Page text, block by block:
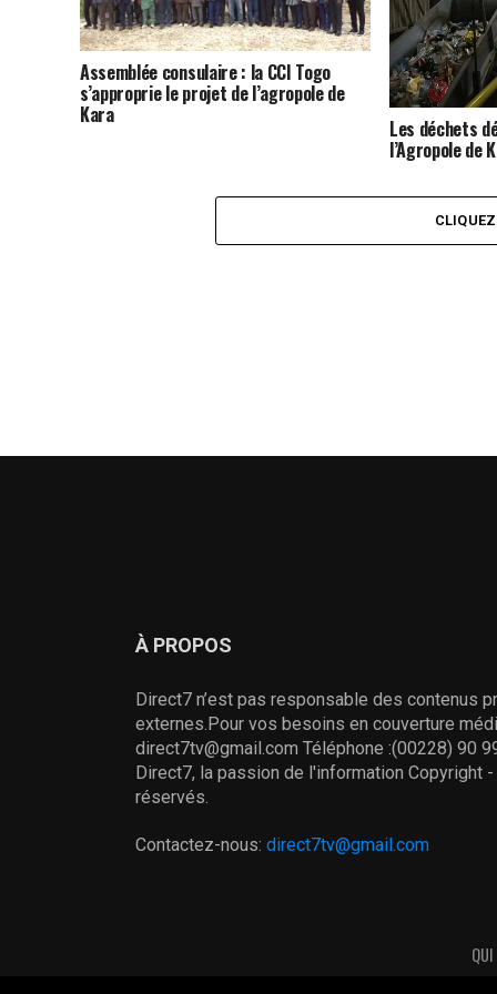
Assemblée consulaire : la CCI Togo
s’approprie le projet de l’agropole de
Kara
Les déchets
l’Agropole de
À PROPOS
Direct7 n’est pas responsable des contenus
externes.Pour vos besoins en couverture
direct7tv@gmail.com Téléphone :(00228) 90
Direct7, la passion de l'information Copyright
réservés.
Contactez-nous: direct7tv@gmail.com